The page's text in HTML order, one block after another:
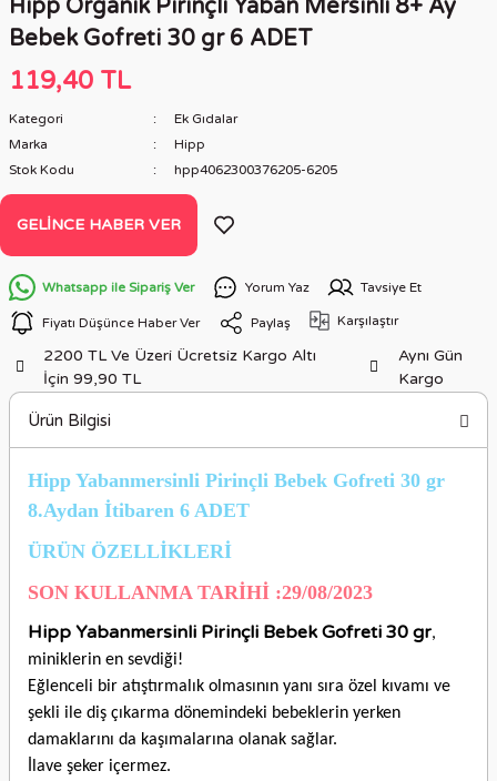
Hipp Organik Pirinçli Yaban Mersinli 8+ Ay
Bebek Gofreti 30 gr 6 ADET
119,40 TL
Kategori
Ek Gıdalar
Marka
Hipp
Stok Kodu
hpp4062300376205-6205
GELINCE HABER VER
Whatsapp ile Sipariş Ver Yorum Yaz Tavsiye Et
Fiyatı Düşünce Haber Ver Paylaş Karşılaştır
2200 TL Ve Üzeri Ücretsiz Kargo Altı
İçin 99,90 TL
Aynı Gün
Kargo
Ürün Bilgisi
Hipp Yabanmersinli Pirinçli Bebek Gofreti 30 gr
8.Aydan İtibaren 6 ADET
ÜRÜN ÖZELLİKLERİ
SON KULLANMA TARİHİ :29/08/2023
Hipp Yabanmersinli Pirinçli Bebek Gofreti 30 gr,
miniklerin en sevdiği!
Eğlenceli bir atıştırmalık olmasının yanı sıra özel kıvamı ve
şekli ile diş çıkarma dönemindeki bebeklerin yerken
damaklarını da kaşımalarına olanak sağlar.
İlave şeker içermez.